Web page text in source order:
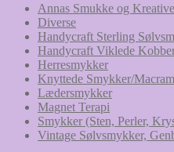
Annas Smukke og
Diverse
Handycraft Sterling
Handycraft Viklede
Herresmykker
Knyttede Smykker/
Lædersmykker
Magnet Terapi
Smykker (Sten, Perler,
Vintage Sølvsmykker,